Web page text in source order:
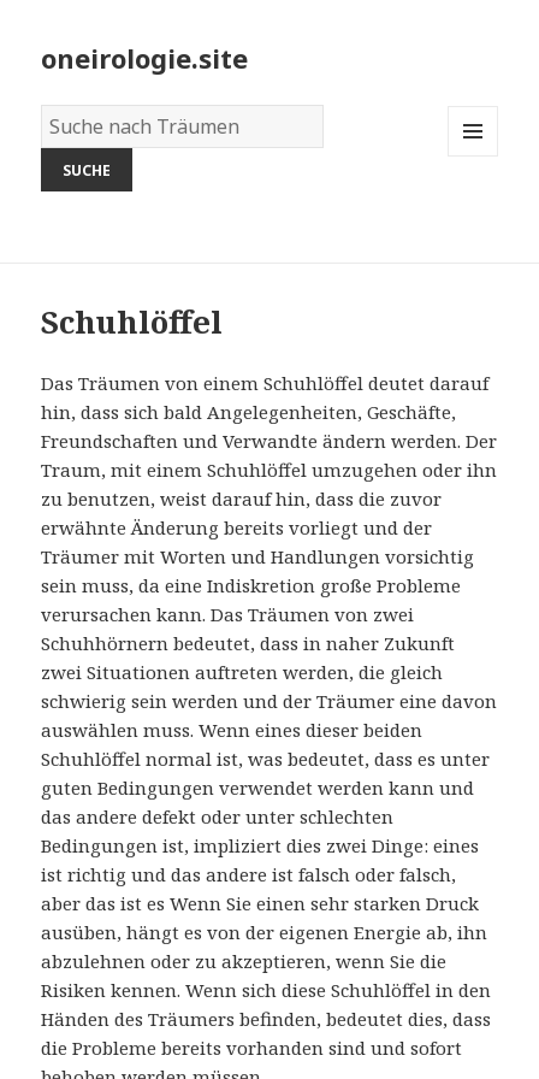
oneirologie.site
Wörterbuch
der
Träume:
Schuhlöffel
Das Träumen von einem Schuhlöffel deutet darauf
hin, dass sich bald Angelegenheiten, Geschäfte,
Freundschaften und Verwandte ändern werden. Der
Traum, mit einem Schuhlöffel umzugehen oder ihn
zu benutzen, weist darauf hin, dass die zuvor
erwähnte Änderung bereits vorliegt und der
Träumer mit Worten und Handlungen vorsichtig
sein muss, da eine Indiskretion große Probleme
verursachen kann. Das Träumen von zwei
Schuhhörnern bedeutet, dass in naher Zukunft
zwei Situationen auftreten werden, die gleich
schwierig sein werden und der Träumer eine davon
auswählen muss. Wenn eines dieser beiden
Schuhlöffel normal ist, was bedeutet, dass es unter
guten Bedingungen verwendet werden kann und
das andere defekt oder unter schlechten
Bedingungen ist, impliziert dies zwei Dinge: eines
ist richtig und das andere ist falsch oder falsch,
aber das ist es Wenn Sie einen sehr starken Druck
ausüben, hängt es von der eigenen Energie ab, ihn
abzulehnen oder zu akzeptieren, wenn Sie die
Risiken kennen. Wenn sich diese Schuhlöffel in den
Händen des Träumers befinden, bedeutet dies, dass
die Probleme bereits vorhanden sind und sofort